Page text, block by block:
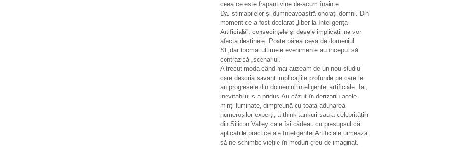
ceea ce este frapant vine de-acum înainte.
Da, stimabilelor și dumneavoastră onorați domni. Din
moment ce a fost declarat „liber la Inteligența
Artificială”, consecințele și desele implicații ne vor
afecta destinele. Poate părea ceva de domeniul
SF,dar tocmai ultimele evenimente au început să
contrazică „scenariul.”
A trecut moda când mai auzeam de un nou studiu
care descria savant implicațiile profunde pe care le
au progresele din domeniul inteligenței artificiale. Iar,
inevitabilul s-a pridus.Au căzut în derizoriu acele
minți luminate, dimpreună cu toata adunarea
numeroșilor experți, a think tankuri sau a celebritățilir
din Silicon Valley care își dădeau cu presupsul că
aplicațiile practice ale Inteligenței Artificiale urmează
să ne schimbe viețile în moduri greu de imaginat.